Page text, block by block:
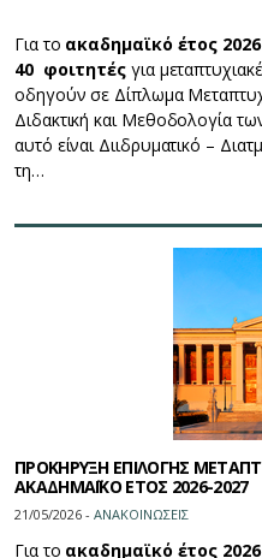
Για το ακαδημαϊκό έτος 2026
40 φοιτητές για
οδηγούν σε Δίπλωμα
Διδακτική και Μεθοδολογία
αυτό είναι Διιδρυματικό –
τη…
ΠΡΟΚΗΡΥΞΗ ΕΠΙΛΟΓΗΣ
ΑΚΑΔΗΜΑΪΚΟ ΕΤΟΣ 2026-2027
21/05/2026 - ΑΝΑΚΟΙΝΩΣΕΙΣ
Για το ακαδημαϊκό έτος 2026